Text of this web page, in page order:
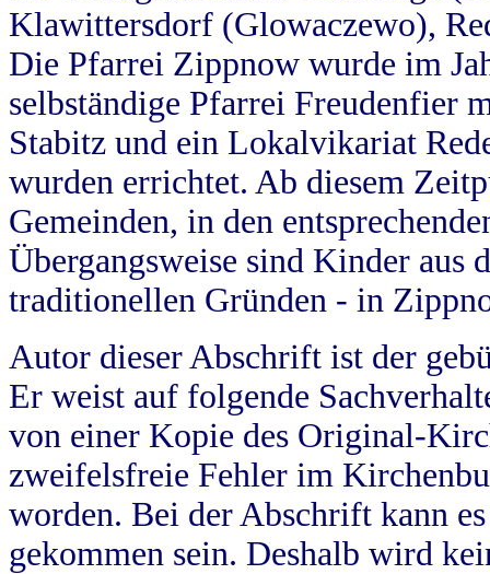
Klawittersdorf (Glowaczewo),
Die Pfarrei Zippnow wurde im
selbständige Pfarrei Freudenfier
Stabitz und ein Lokalvikariat
wurden errichtet. Ab diesem
Gemeinden, in den
Übergangsweise sind Kinder aus
traditionellen Gründen - in
Autor dieser Abschrift ist der
Er weist auf folgende
von einer Kopie des Original-
zweifelsfreie Fehler im
worden. Bei der Abschrift kann
gekommen sein. Deshalb wird